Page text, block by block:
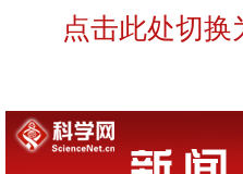
点击此处切换